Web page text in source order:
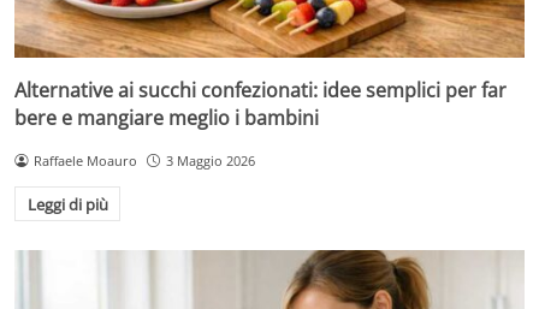
Alternative ai succhi confezionati: idee semplici per far
bere e mangiare meglio i bambini
Raffaele Moauro 3 Maggio 2026
Leggi di più